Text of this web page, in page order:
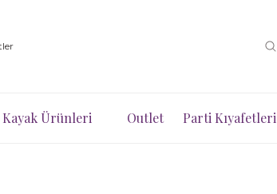
Kayak Ürünleri Outlet Parti Kıyafetleri